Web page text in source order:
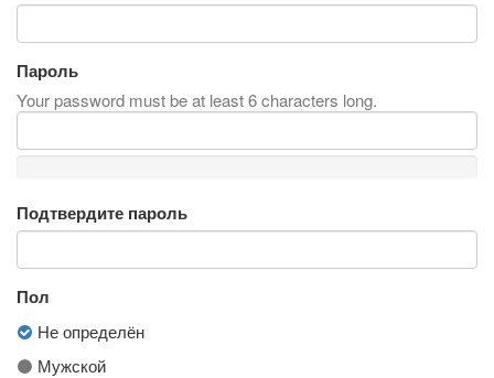
Пароль
Your password must be at least 6 characters long.
Подтвердите пароль
Пол
Не определён
Мужской